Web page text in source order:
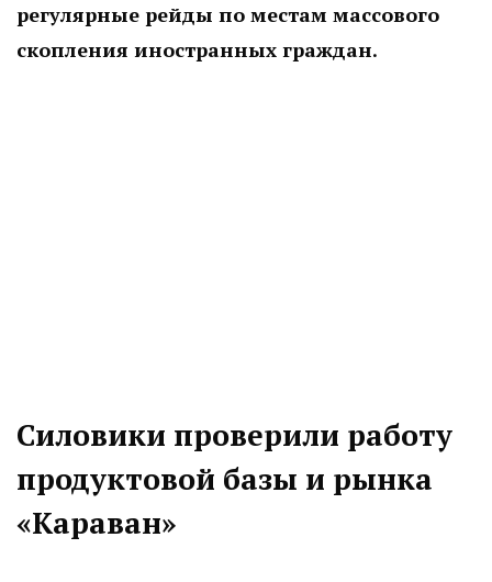
регулярные рейды по местам массового
скопления иностранных граждан.
Силовики проверили работу
продуктовой базы и рынка
«Караван»